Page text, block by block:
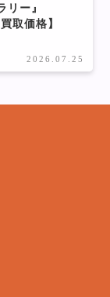
リー』
取価格】
2026.07.25